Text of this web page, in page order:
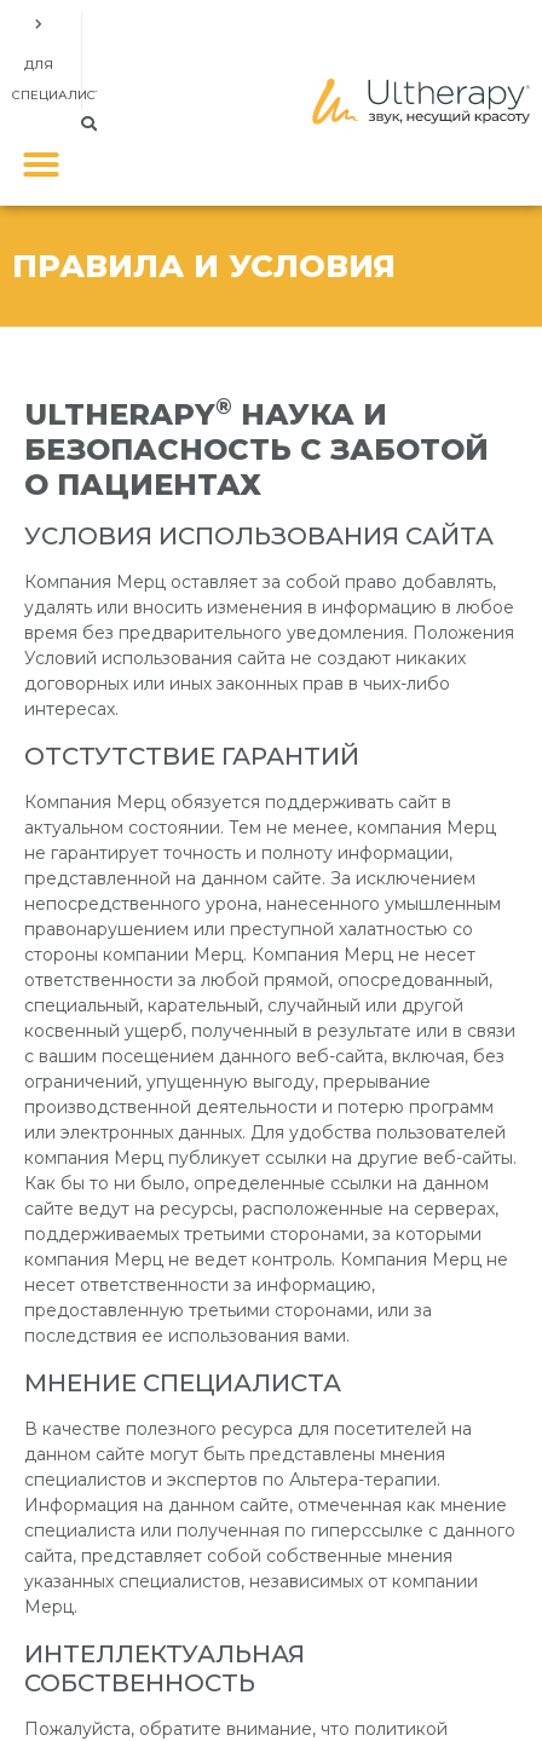
ДЛЯ
СПЕЦИАЛИСТОВ
ПРАВИЛА И УСЛОВИЯ
ULTHERAPY® НАУКА И
БЕЗОПАСНОСТЬ С ЗАБОТОЙ
О ПАЦИЕНТАХ
УСЛОВИЯ ИСПОЛЬЗОВАНИЯ САЙТА
Компания Мерц оставляет за собой право добавлять,
удалять или вносить изменения в информацию в любое
время без предварительного уведомления. Положения
Условий использования сайта не создают никаких
договорных или иных законных прав в чьих-либо
интересах.
ОТСТУТСТВИЕ ГАРАНТИЙ
Компания Мерц обязуется поддерживать сайт в
актуальном состоянии. Тем не менее, компания Мерц
не гарантирует точность и полноту информации,
представленной на данном сайте. За исключением
непосредственного урона, нанесенного умышленным
правонарушением или преступной халатностью со
стороны компании Мерц. Компания Мерц не несет
ответственности за любой прямой, опосредованный,
специальный, карательный, случайный или другой
косвенный ущерб, полученный в результате или в связи
с вашим посещением данного веб-сайта, включая, без
ограничений, упущенную выгоду, прерывание
производственной деятельности и потерю программ
или электронных данных. Для удобства пользователей
компания Мерц публикует ссылки на другие веб-сайты.
Как бы то ни было, определенные ссылки на данном
сайте ведут на ресурсы, расположенные на серверах,
поддерживаемых третьими сторонами, за которыми
компания Мерц не ведет контроль. Компания Мерц не
несет ответственности за информацию,
предоставленную третьими сторонами, или за
последствия ее использования вами.
МНЕНИЕ СПЕЦИАЛИСТА
В качестве полезного ресурса для посетителей на
данном сайте могут быть представлены мнения
специалистов и экспертов по Альтера-терапии.
Информация на данном сайте, отмеченная как мнение
специалиста или полученная по гиперссылке с данного
сайта, представляет собой собственные мнения
указанных специалистов, независимых от компании
Мерц.
ИНТЕЛЛЕКТУАЛЬНАЯ
СОБСТВЕННОСТЬ
Пожалуйста, обратите внимание, что политикой